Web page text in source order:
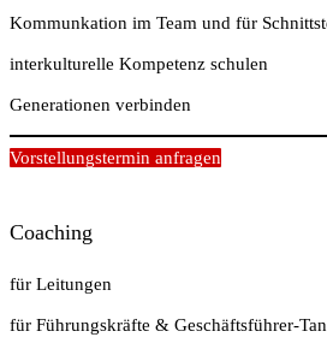
Kommunkation im Team und für
interkulturelle Kompetenz schulen
Generationen verbinden
Vorstellungstermin anfragen
Coaching
für Leitungen
für Führungskräfte & Geschäftsführer-